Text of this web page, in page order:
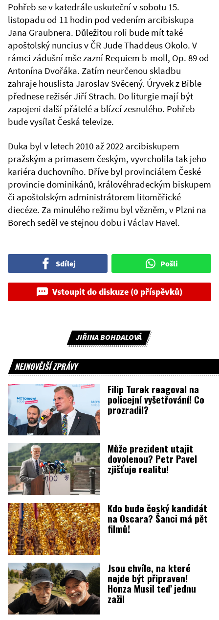
Pohřeb se v katedrále uskuteční v sobotu 15.
listopadu od 11 hodin pod vedením arcibiskupa
Jana Graubnera. Důležitou roli bude mít také
apoštolský nuncius v ČR Jude Thaddeus Okolo. V
rámci zádušní mše zazní Requiem b-moll, Op. 89 od
Antonína Dvořáka. Zatím neurčenou skladbu
zahraje houslista Jaroslav Svěcený. Úryvek z Bible
přednese režisér Jiří Strach. Do liturgie mají být
zapojeni další přátelé a blízcí zesnulého. Pohřeb
bude vysílat Česká televize.
Duka byl v letech 2010 až 2022 arcibiskupem
pražským a primasem českým, vyvrcholila tak jeho
kariéra duchovního. Dříve byl provinciálem České
provincie dominikánů, královéhradeckým biskupem
či apoštolským administrátorem litoměřické
diecéze. Za minulého režimu byl vězněm, v Plzni na
Borech seděl ve stejnou dobu i Václav Havel.
Sdílej Pošli
Vstoupit do diskuze (0 příspěvků)
JIŘINA BOHDALOVÁ
NEJNOVĚJŠÍ ZPRÁVY
Filip Turek reagoval na
policejní vyšetřování! Co
prozradil?
Může prezident utajit
dovolenou? Petr Pavel
zjišťuje realitu!
Kdo bude český kandidát
na Oscara? Šanci má pět
filmů!
Jsou chvíle, na které
nejde být připraven!
Honza Musil teď jednu
zažil